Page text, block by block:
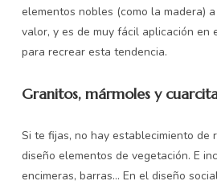
elementos nobles (como la madera)
valor, y es de muy fácil aplicación
para recrear esta tendencia.
Granitos, mármoles y
Si te fijas, no hay establecimiento de
diseño elementos de vegetación. E
encimeras, barras… En el diseño